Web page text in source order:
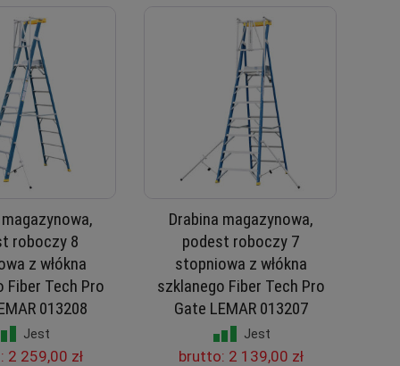
roboczy 8
z włókna
Fiber Tech Pro
013208
Jest
2 259,00 zł
Drabina magazynowa,
podest roboczy 7
stopniowa z włókna
szklanego Fiber Tech Pro
Gate LEMAR 013207
Jest
brutto: 2 139,00 zł